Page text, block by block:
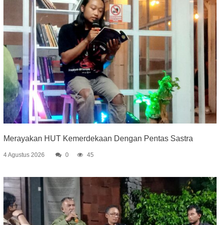
Merayakan HUT Kemerdekaan Dengan Pentas Sastra
4 Agustus 2026 0 45